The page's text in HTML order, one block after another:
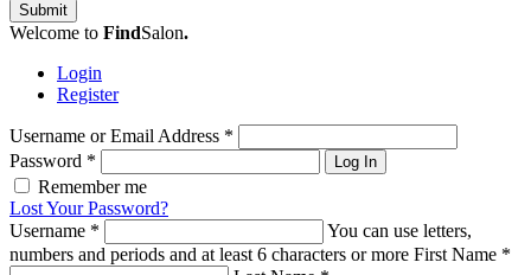
Submit
Welcome to FindSalon.
Login
Register
Username or Email Address *
Password * Log In
Remember me
Lost Your Password?
Username *
You can use letters,
numbers and periods and at least 6 characters or more First Name *